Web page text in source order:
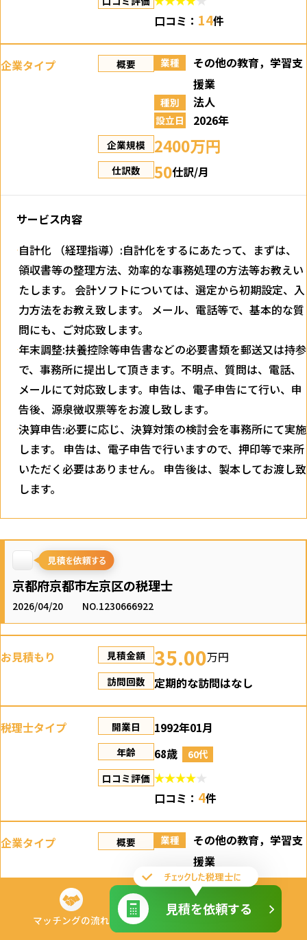
マッチングの流れ
見積を依頼する
口コミ： 14件
企業タイプ 概要 業種
その他の教育，学習支
援業
種別 法人
設立日 2026年
企業規模 2400万円
仕訳数 50仕訳/月
サービス内容
自計化 （経理指導）:自計化をするにあたって、まずは、
領収書等の整理方法、効率的な事務処理の方法等お教えい
たします。 会計ソフトについては、選定から初期設定、入
力方法をお教え致します。 メール、電話等で、基本的な質
問にも、ご対応致します。
年末調整:扶養控除等申告書などの必要書類を郵送又は持参
で、事務所に提出して頂きます。不明点、質問は、電話、
メールにて対応致します。申告は、電子申告にて行い、申
告後、源泉徴収票等をお渡し致します。
決算申告:必要に応じ、決算対策の検討会を事務所にて実施
します。 申告は、電子申告で行いますので、押印等で来所
いただく必要はありません。 申告後は、製本してお渡し致
します。
京都府京都市左京区の税理士
2026/04/20 NO.1230666922
お見積もり 見積金額 35.00万円
訪問回数 定期的な訪問はなし
税理士タイプ 開業日 1992年01月
年齢 68歳
60代
口コミ評価
口コミ： 4件
企業タイプ 概要 業種
その他の教育，学習支
援業
種別 法人
2026年
企業規模